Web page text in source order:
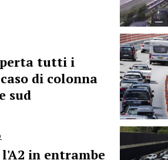
tutti i
di colonna
sud
in entrambe